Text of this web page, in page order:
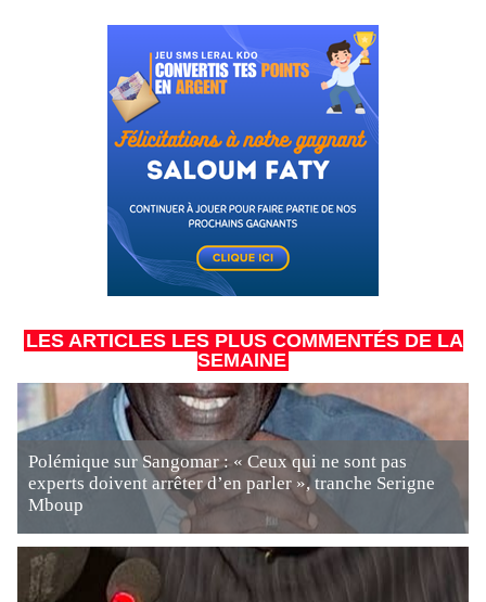
LES ARTICLES LES PLUS COMMENTÉS DE LA
SEMAINE
Polémique sur Sangomar : « Ceux qui ne sont pas
experts doivent arrêter d’en parler », tranche Serigne
Mboup